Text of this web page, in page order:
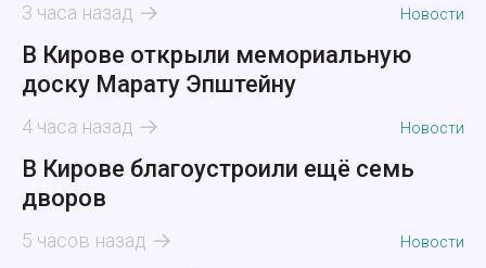
3 часа назад Новости
В Кирове открыли мемориальную
доску Марату Эпштейну
4 часа назад Новости
В Кирове благоустроили ещё семь
дворов
5 часов назад Новости